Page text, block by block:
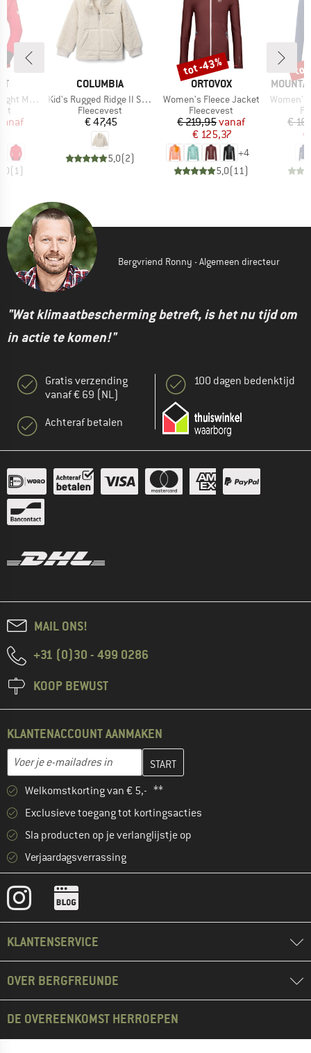
Jacket
prijs
(1)
MERK
COLUMBIA
Artikel
Kid's Rugged Ridge II Sherpa Full Zip
Productgroep
Fleecevest
Prijs
€ 47,45
5,0(2)
MERK
ORTOVOX
Artikel
Women's Fleece Jacket
Productgroep
Fleecevest
Prijs
€ 219,95Verlaagde prijs
vanaf
€ 125,37
+4
5,0(11)
Korting
tot -43%
MERK
Artikel
Women's
€
€
tot
Bergvriend Ronny - Algemeen directeur
"Wat klimaatbescherming betreft, is het nu tijd om
in actie te komen!"
Gratis verzending
vanaf € 69 (NL)
Achteraf betalen
100 dagen bedenktijd
MAIL ONS!
+31 (0)30 - 499 0286
KOOP BEWUST
KLANTENACCOUNT AANMAKEN
E-mailadres
Vul je e-mailadres hier in en maak in de volgende stap je
Welkomstkorting van € 5,- **
Exclusieve toegang tot kortingsacties
Sla producten op je verlanglijstje op
Verjaardagsverrassing
KLANTENSERVICE
OVER BERGFREUNDE
DE OVEREENKOMST HERROEPEN